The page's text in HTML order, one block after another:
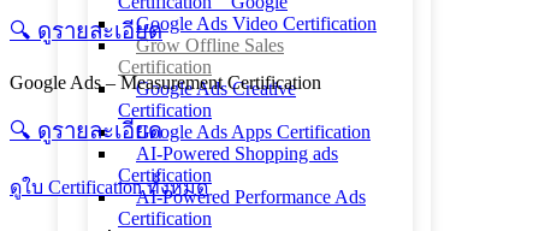
Google Ads Video Certification
Grow Offline Sales
Certification
Google Ads Creative
Certification
Google Ads Apps Certification
AI-Powered Shopping ads
Certification
AI-Powered Performance Ads
Certification
🔍︎ ดูรายละเอียด
Google Ads – Measurement Certification
🔍︎ ดูรายละเอียด
ดูใบ Certification ทั้งหมด